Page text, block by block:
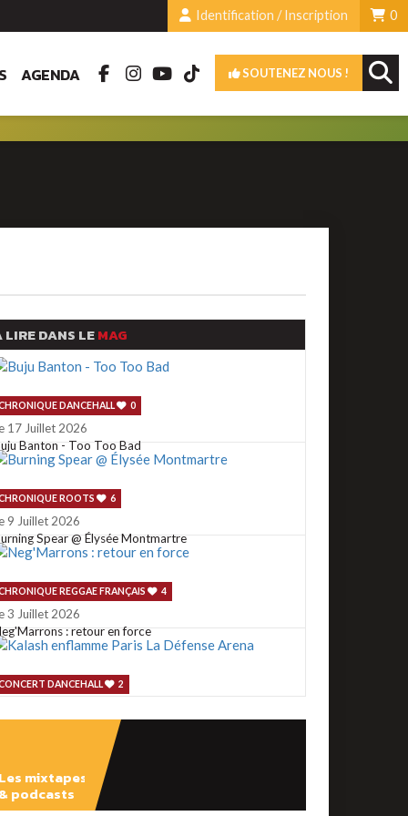
0
Identification / Inscription
AGENDA SOUTENEZ NOUS !
LIRE DANS LEMAG
DANCEHALL 0
17 Juillet 2026
Banton - Too Too Bad
ROOTS 6
9 Juillet 2026
Spear @ Élysée Montmartre
REGGAE FRANÇAIS 4
3 Juillet 2026
: retour en force
DANCEHALL 2
enflamme Paris La Défense Arena
CONCERT ROOTS
Le 29 Juin 2026
Les mixtapes
& podcasts